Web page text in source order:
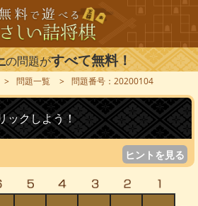
の問題がすべて無料！
問題一覧 問題番号：20200104
ックしよう！
ヒントを見る